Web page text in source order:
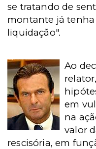
se tratando de
montante já
liquidação".
Ao
em
na
valor
rescisória, em